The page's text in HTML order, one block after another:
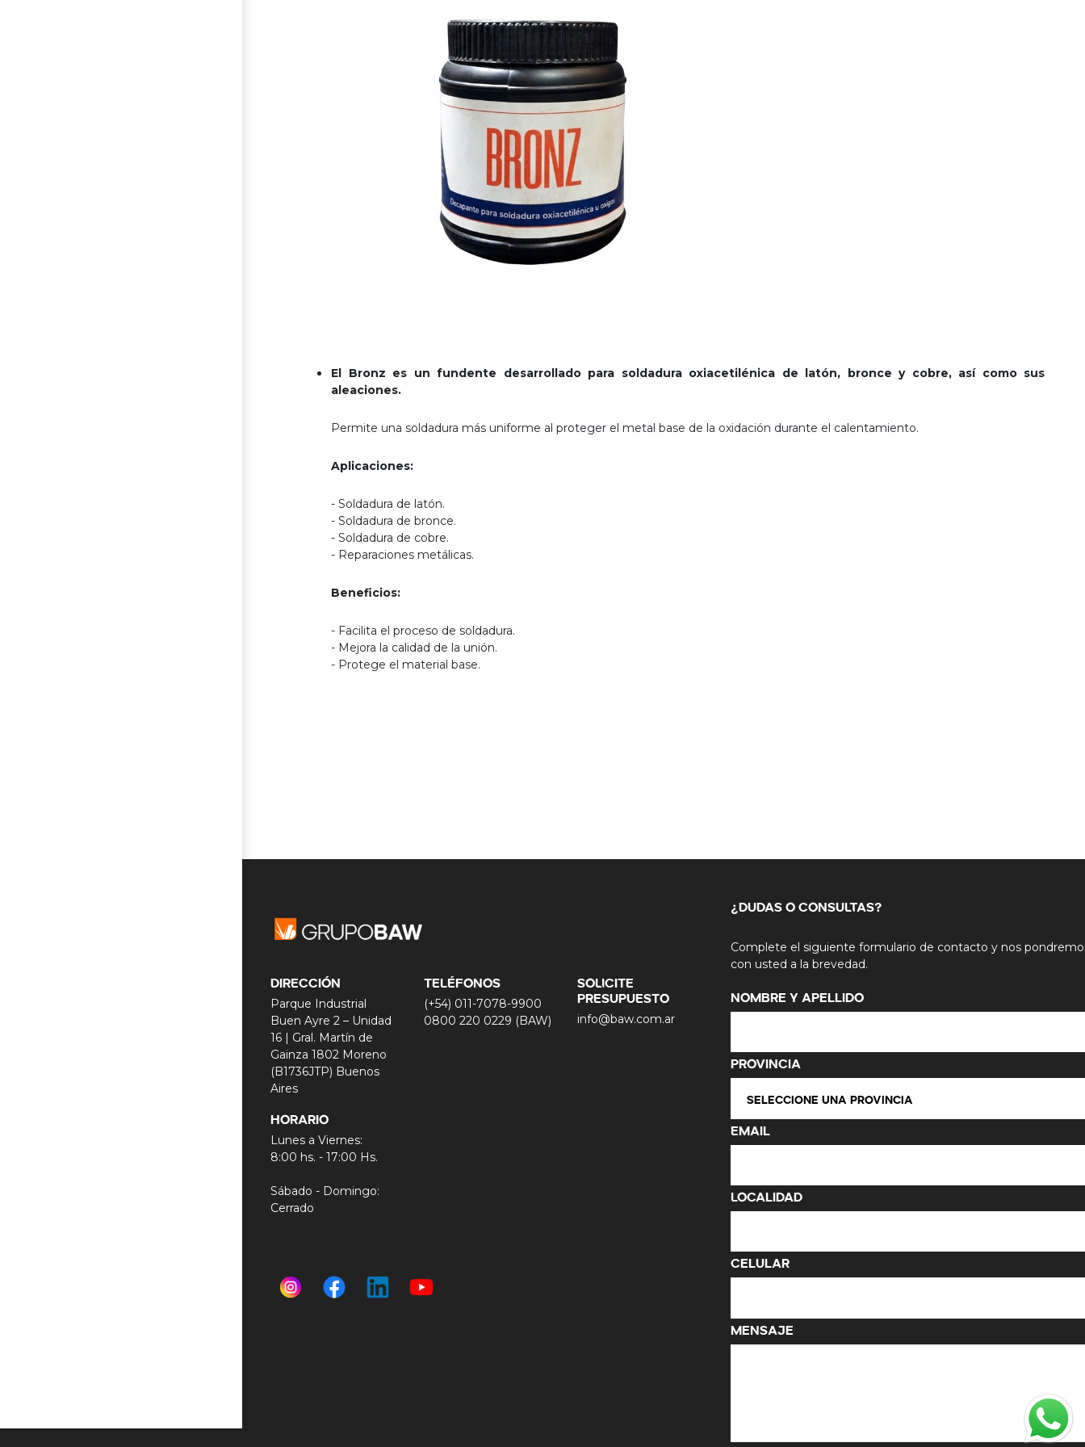
El Bronz es un fundente desarrollado para soldadura oxiacetilénica de latón, bronce y cobre, así como sus
aleaciones.
Permite una soldadura más uniforme al proteger el metal base de la oxidación durante el calentamiento.
Aplicaciones:
- Soldadura de latón.
- Soldadura de bronce.
- Soldadura de cobre.
- Reparaciones metálicas.
Beneficios:
- Facilita el proceso de soldadura.
- Mejora la calidad de la unión.
- Protege el material base.
¿DUDAS O CONSULTAS?
Complete el siguiente formulario de contacto y nos
con usted a la brevedad.
Nombre y Apellido
Provincia
Email
Localidad
Celular
Mensaje
DIRECCIÓN
Parque Industrial
Buen Ayre 2 – Unidad
16 | Gral. Martín de
Gainza 1802 Moreno
(B1736JTP) Buenos
Aires
HORARIO
Lunes a Viernes:
8:00 hs. - 17:00 Hs.
Sábado - Domingo:
Cerrado
TELÉFONOS
(+54) 011-7078-9900
0800 220 0229 (BAW)
SOLICITE
PRESUPUESTO
info@baw.com.ar